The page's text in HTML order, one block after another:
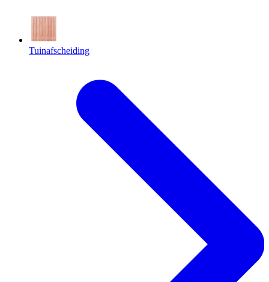
Tuinafscheiding